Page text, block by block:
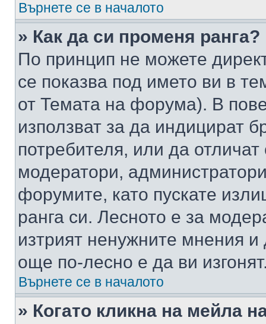
Върнете се в началото
» Как да си променя ранга?
По принцип не можете
се показва под името ви в
от Темата на форума). В
използват за да индицират
потребителя, или да
модератори,
форумите, като пускате
ранга си. Лесното е за
изтрият ненужните мнения
още по-лесно е да ви
Върнете се в началото
» Когато кликна на мейла